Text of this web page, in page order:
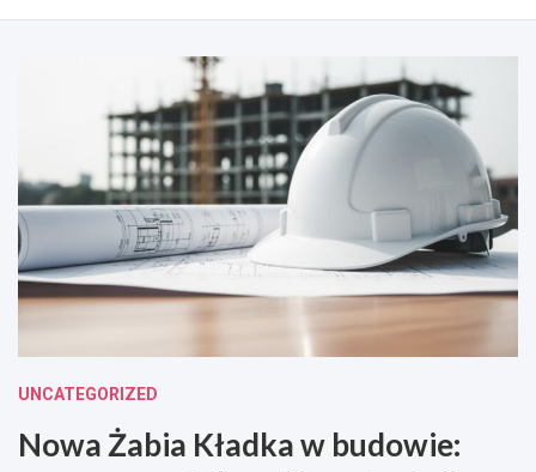
UNCATEGORIZED
Nowa Żabia Kładka w budowie: